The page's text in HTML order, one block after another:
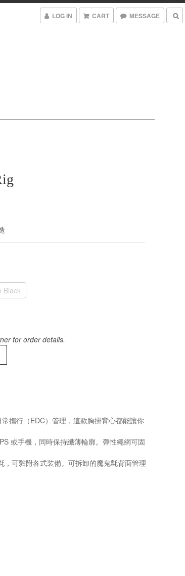
LOG IN CART MESSAGE
Black
for order details.
攜行（EDC）管理，這款胸掛背心都能讓你
或手機，同時保持纖薄輪廓。彈性繩網可固
可黏附各式裝備。可拆卸的魔鬼氈背面管理